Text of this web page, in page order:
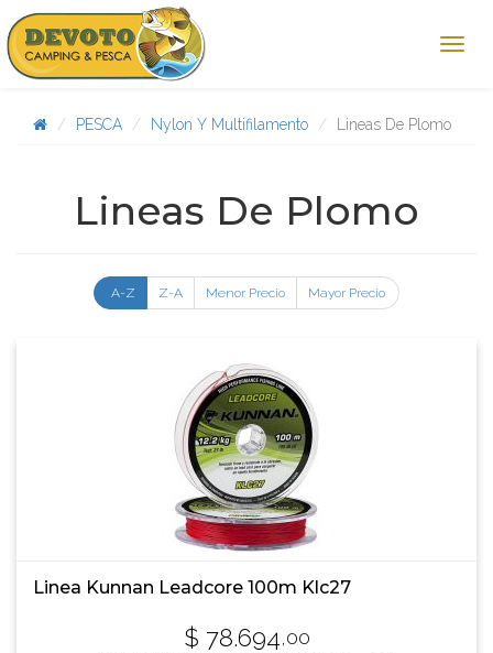
PESCA Nylon Y Multifilamento Lineas De Plomo
Lineas De Plomo
A-Z Z-A Menor Precio Mayor Precio
Linea Kunnan Leadcore 100m Klc27
$ 78.694,00